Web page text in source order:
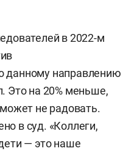
в 2022-м
данному направлению
Это на 20% меньше,
не радовать.
в суд. «Коллеги,
— это наше